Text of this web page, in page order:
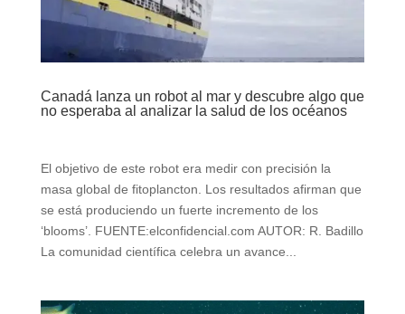
Canadá lanza un robot al mar y descubre algo que
no esperaba al analizar la salud de los océanos
El objetivo de este robot era medir con precisión la
masa global de fitoplancton. Los resultados afirman que
se está produciendo un fuerte incremento de los
‘blooms’. FUENTE:elconfidencial.com AUTOR: R. Badillo
La comunidad científica celebra un avance...